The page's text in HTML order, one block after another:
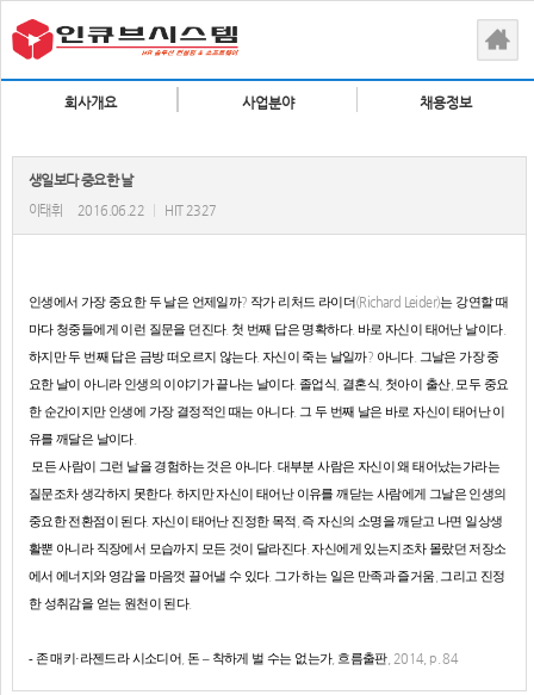
회사개요 사업분야 채용정보
생일보다 중요한 날
이태휘 2016.06.22 HIT 2327
인생에서 가장 중요한 두 날은 언제일까? 작가 리처드 라이더(Richard Leider)는 강연할 때
마다 청중들에게 이런 질문을 던진다. 첫 번째 답은 명확하다. 바로 자신이 태어난 날이다.
하지만 두 번째 답은 금방 떠오르지 않는다. 자신이 죽는 날일까? 아니다. 그날은 가장 중
요한 날이 아니라 인생의 이야기가 끝나는 날이다.졸업식 결혼식 첫아이 출산, 모두 중요
한 순간이지만 인생에 가장 결정적인 때는 아니다.그 두 번째 날은 바로 자신이 태어난 이
유를 깨달은 날이다.
모든 사람이 그런 날을 경험하는 것은 아니다. 대부분 사람은 자신이 왜 태어났는가라는
질문조차 생각하지 못한다. 하지만 자신이 태어난 이유를 깨닫는 사람에게 그날은 인생의
중요한 전환점이 된다.자신이 태어난 진정한 목적 즉 자신의 소명을 깨닫고 나면 일상생
활뿐 아니라 직장에서 모습까지 모든 것이 달라진다.자신에게 있는지조차 몰랐던 저장소
에서 에너지와 영감을 마음껏 끌어낼 수 있다.그가 하는 일은 만족과 즐거움,그리고 진정
한 성취감을 얻는 원천이 된다.
-존 매키·라젠드라 시소디어 ,돈 – 착하게 벌 수는 없는가, 흐름출판, 2014, p. 84